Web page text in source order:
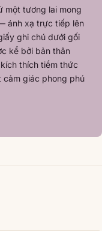
một tương lai mong
ánh xạ trực tiếp lên
ghi chú dưới gối
kể bởi bản thân
thích tiềm thức
giác phong phú